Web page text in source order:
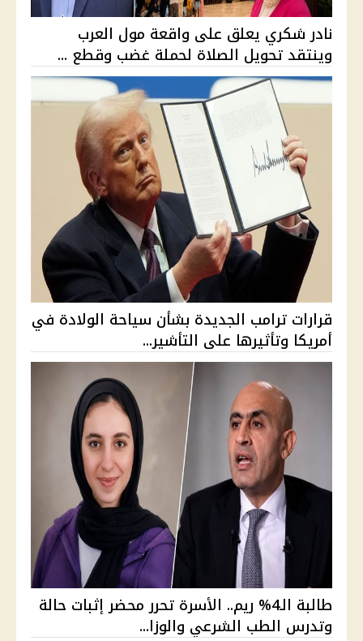
نادر شكري يعلق على واقعة مول العرب
وينتقد تحويل الصلاة لحملة غضب وقطع ...
قرارات ترامب الجديدة بشأن سياحة الولادة في
أمريكا وتأثيرها على التأشير...
طالبة الـ4% ريم.. الأسرة تحرر محضر إثبات حالة
وتدرس الطب الشرعي والوزا...